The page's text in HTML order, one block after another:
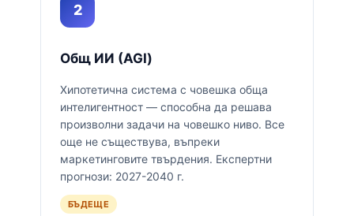
2
Общ ИИ (AGI)
Хипотетична система с човешка обща
интелигентност — способна да решава
произволни задачи на човешко ниво. Все
още не съществува, въпреки
маркетинговите твърдения. Експертни
прогнози: 2027-2040 г.
БЪДЕЩЕ